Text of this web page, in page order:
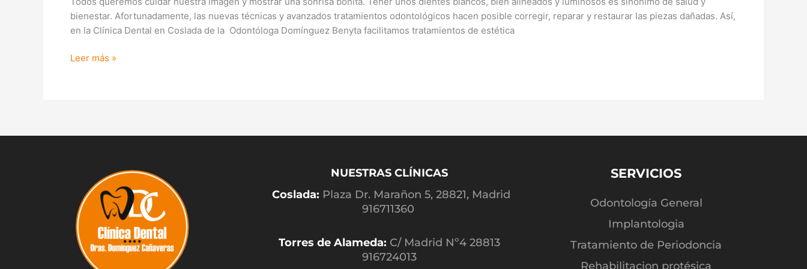
bienestar. Afortunadamente, las nuevas técnicas y avanzados tratamientos odontológicos hacen posible corregir, reparar y restaurar las piezas dañadas. Así,
en la Clínica Dental en Coslada de la Odontóloga Domínguez Benyta facilitamos tratamientos de estética
Leer más »
NUESTRAS CLÍNICAS
Coslada: Plaza Dr. Marañon 5, 28821, Madrid
916711360
Torres de Alameda: C/ Madrid Nº4 28813
916724013
SERVICIOS
Odontología General
Implantologia
Tratamiento de Periodoncia
Rehabilitacion protésica